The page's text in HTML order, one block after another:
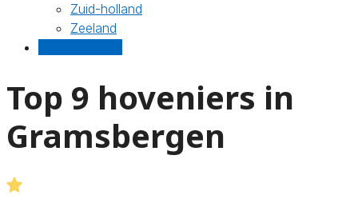
Zuid-holland
Zeeland
Top 9 hoveniers in
Gramsbergen